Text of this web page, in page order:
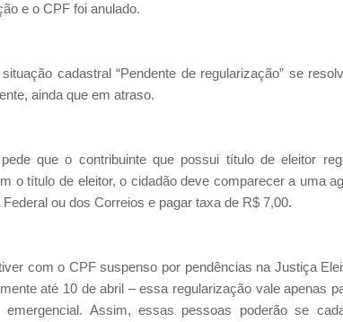
e o CPF foi anulado.
cadastral “Pendente de regularização” se
ainda que em atraso.
que o contribuinte que possui título de eleitor
o título de eleitor, o cidadão deve comparecer a uma
ou dos Correios e pagar taxa de R$ 7,00.
com o CPF suspenso por pendências na Justiça
até 10 de abril – essa regularização vale apenas
Assim, essas pessoas poderão se